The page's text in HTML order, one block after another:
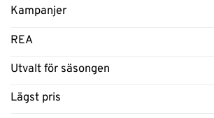
Kampanjer
REA
Utvalt för säsongen
Lägst pris